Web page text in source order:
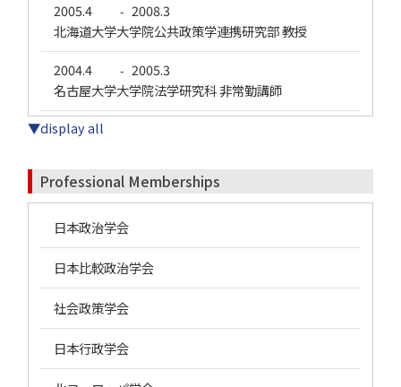
2005.4 - 2008.3
北海道大学大学院公共政策学連携研究部 教授
2004.4 - 2005.3
名古屋大学大学院法学研究科 非常勤講師
▼display all
Professional Memberships
日本政治学会
日本比較政治学会
社会政策学会
日本行政学会